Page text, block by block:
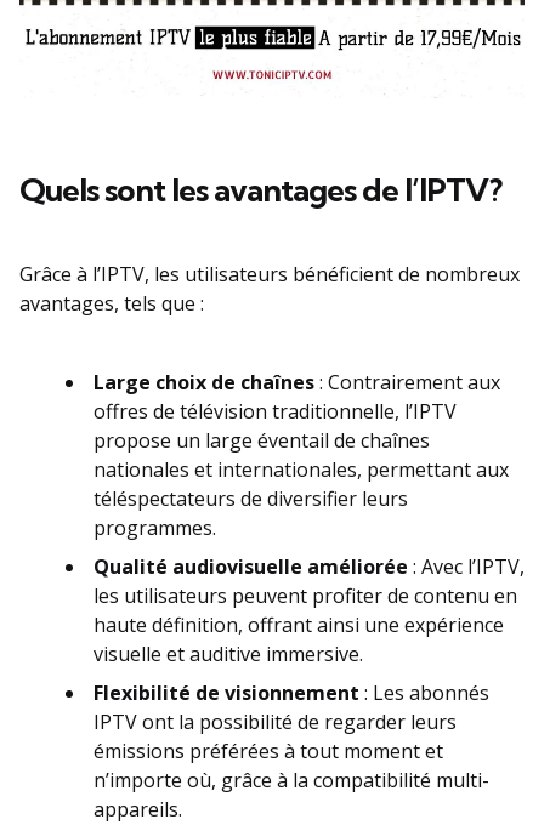
Quels sont les avantages de l’IPTV?
Grâce à l’IPTV, les utilisateurs bénéficient de nombreux
avantages, tels que :
Large choix de chaînes: Contrairement aux
offres de télévision traditionnelle, l’IPTV
propose un large éventail de chaînes
nationales et internationales, permettant aux
téléspectateurs de diversifier leurs
programmes.
Qualité audiovisuelle améliorée : Avec l’IPTV,
les utilisateurs peuvent profiter de contenu en
haute définition, offrant ainsi une expérience
visuelle et auditive immersive.
Flexibilité de visionnement : Les abonnés
IPTV ont la possibilité de regarder leurs
émissions préférées à tout moment et
n’importe où, grâce à la compatibilité multi-
appareils.